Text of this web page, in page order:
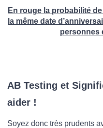
En rouge la probabilité
la même date
personnes
AB Testing et
aider !
Soyez donc très prudents